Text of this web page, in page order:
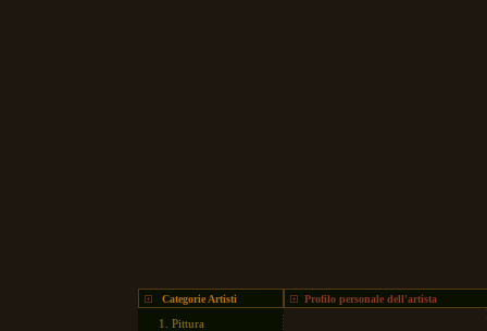
Categorie Artisti
1. Pittura
Profilo personale dell'artista